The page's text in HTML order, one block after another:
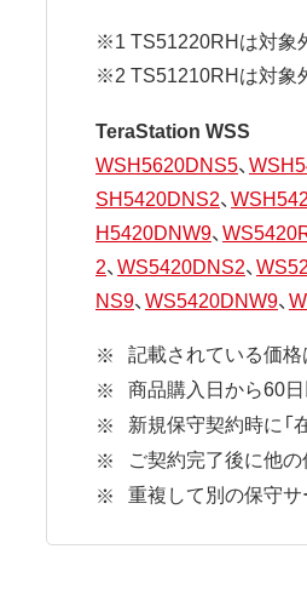
※1 TS51220RHは対象
※2 TS51210RHは対象
TeraStation WSS
WSH5620DNS5、
SH5420DNS2、
H5420DNW9、
2、 WS5420DNS2、
NS9、 WS5420DNW9、
記載されている価
商品購入日から60
新規保守契約時に「
ご契約完了後に他
重複して別の保守